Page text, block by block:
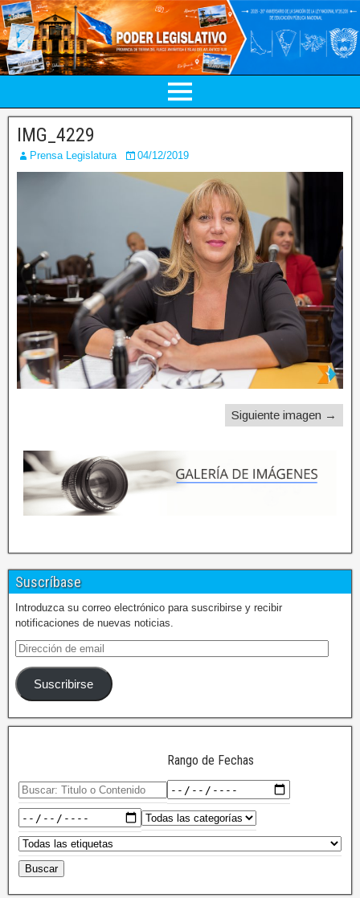
IMG_4229
Prensa Legislatura 04/12/2019
Siguiente imagen →
Suscríbase
Introduzca su correo electrónico para suscribirse y recibir
notificaciones de nuevas noticias.
Suscribirse
Rango de Fechas